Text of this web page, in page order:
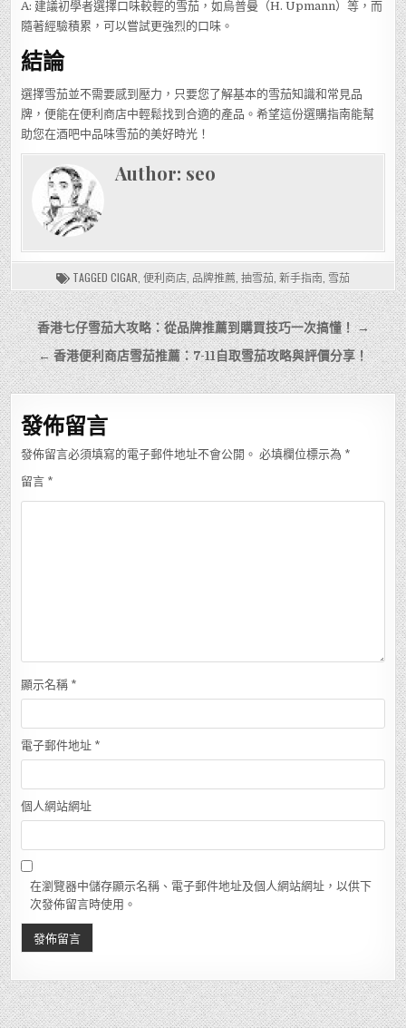
A: 建議初學者選擇口味較輕的雪茄，如烏普曼（H. Upmann）等，而
隨著經驗積累，可以嘗試更強烈的口味。
結論
選擇雪茄並不需要感到壓力，只要您了解基本的雪茄知識和常見品
牌，便能在便利商店中輕鬆找到合適的產品。希望這份選購指南能幫
助您在酒吧中品味雪茄的美好時光！
Author: seo
TAGGED CIGAR 便利商店 品牌推薦 抽雪茄 新手指南 雪茄
文
章
導
覽
香港七仔雪茄大攻略：從品牌推薦到購買技巧一次搞懂！ →
← 香港便利商店雪茄推薦：7-11自取雪茄攻略與評價分享！
發佈留言
發佈留言必須填寫的電子郵件地址不會公開。 必填欄位標示為 *
留言 *
顯示名稱 *
電子郵件地址 *
個人網站網址
在瀏覽器中儲存顯示名稱、電子郵件地址及個人網站網址，以供下
次發佈留言時使用。